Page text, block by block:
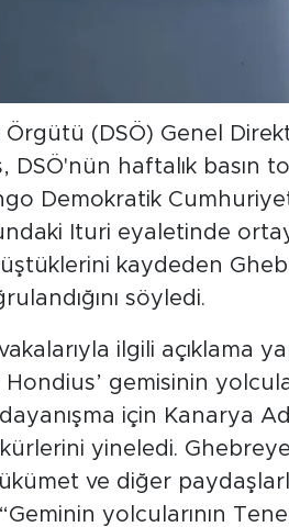
Örgütü (DSÖ) Genel
DSÖ'nün haftalık basın
Demokratik
Ituri eyaletinde
kaydeden
söyledi.
ilgili açıklama
Hondius’ gemisinin
için Kanarya
yineledi.
ve diğer
yolcularının